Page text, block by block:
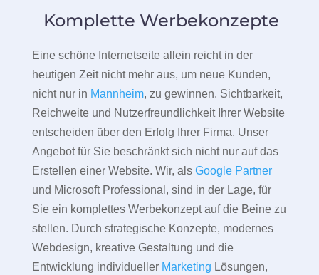
Komplette Werbekonzepte
Eine schöne Internetseite allein reicht in der
heutigen Zeit nicht mehr aus, um neue Kunden,
nicht nur in Mannheim, zu gewinnen. Sichtbarkeit,
Reichweite und Nutzerfreundlichkeit Ihrer Website
entscheiden über den Erfolg Ihrer Firma. Unser
Angebot für Sie beschränkt sich nicht nur auf das
Erstellen einer Website. Wir, als Google Partner
und Microsoft Professional, sind in der Lage, für
Sie ein komplettes Werbekonzept auf die Beine zu
stellen. Durch strategische Konzepte, modernes
Webdesign, kreative Gestaltung und die
Entwicklung individueller Marketing Lösungen,